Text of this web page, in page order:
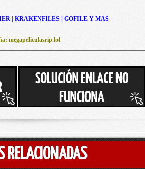
| KRAKENFILES | GOFILE Y MAS
megapeliculasrip.lol
RELACIONADAS